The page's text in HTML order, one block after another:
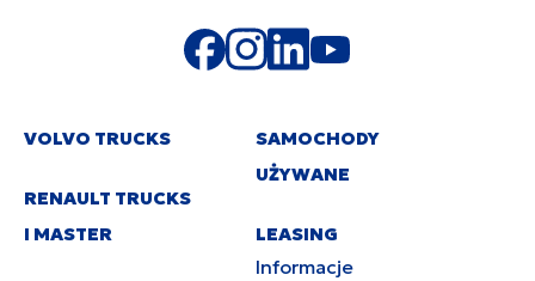
VOLVO TRUCKS
RENAULT TRUCKS
I MASTER
SAMOCHODY
UŻYWANE
LEASING
Informacje